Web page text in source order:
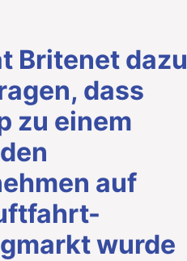
Britenet dazu
dass
zu einem
auf
wurde